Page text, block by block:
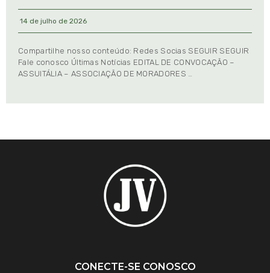
14 de julho de 2026
Compartilhe nosso conteúdo: Redes Socias SEGUIR SEGUIR
Fale conosco Últimas Notícias EDITAL DE CONVOCAÇÃO –
ASSUITÁLIA – ASSOCIAÇÃO DE MORADORES …
CONECTE-SE CONOSCO